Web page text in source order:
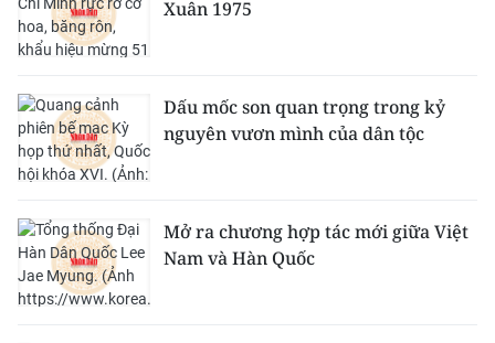
Xuân 1975
Dấu mốc son quan trọng trong kỷ
nguyên vươn mình của dân tộc
Mở ra chương hợp tác mới giữa Việt
Nam và Hàn Quốc